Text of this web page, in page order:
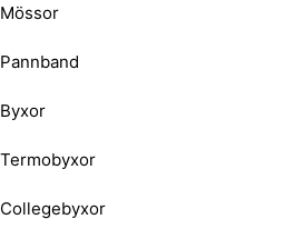
Mössor
Pannband
Byxor
Termobyxor
Collegebyxor